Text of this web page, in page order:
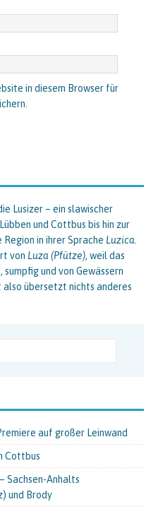
in diesem Browser für
Lusizer – ein slawischer
und Cottbus bis hin zur
in ihrer Sprache Luzica.
von Luza (Pfütze), weil das
und von Gewässern
also übersetzt nichts anderes
auf großer Leinwand
Cottbus
Sachsen-Anhalts
und Brody